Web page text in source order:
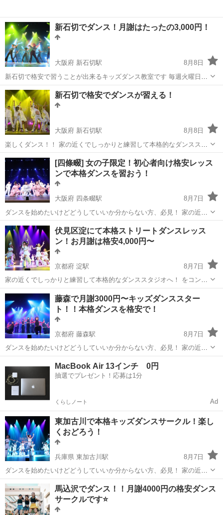
新石切でダンス！月謝はたったの3,000円！
大阪府 新石切駅
8月8日
新石切で格安で習うことが出来るキッズダンス教室です 毎週火曜日に
楽しくやっています 鏡付きの広い練習場でのびのびダンスしましょう
初回体験は無料ですよ ☆ダンスサークルまいすた☆ 毎...
大阪 東大阪市 新石切駅 ジャズダンス
新石切で格安でダンスが習える！
大阪府 新石切駅
8月8日
楽しくダンス！！ 家の近くでしっかりと練習して本格的なダンススタ
ジオへ！ をコンセプトにしたダンス未経験の子どもたちのためのダン
ます...
大阪 東大阪市 新石切駅 ダンス サークル
[四條畷] 女の子限定！初心者向け格安レッス
ンで本格ダンスを習おう！
大阪府 四条畷駅
8月7日
ダンスを始めたいけどどうしていいか分からない方、必見！ 家の近く
でしっかりと練習して本格的なダンススタジオへ！ をコンセプトにし
たダンス未経験の子どもたちのためのダンスサークルです。 月謝はた
ったの4,...
大阪 大東市 四条畷駅 ヒップホップ
伏見区淀にて本格ストリートダンスレッス
ン！お月謝は格安4,000円〜
京都府 淀駅
8月7日
家の近くでしっかりと練習して本格的なダンススタジオへ！ をコンセ
プトにしたダンス未経験の子どもたちのためのダンススクールです 月
謝はたったの4,000円から！ ぜひ習いに来てください 体験はジ...
京都 京都市 淀駅 ジャズダンス 月謝
藤森で月謝3000円〜キッズダンススター
ト！！本格ダンスを格安で！
京都府 藤森駅
8月7日
ダンスを始めたいけどどうしていいか分からない方、必見！ 家の近く
でしっかりと練習して本格的なダンススタジオへ！ をコンセプトにし
たダンス未経験の子どもたちのためのダンスサークルです。 月謝はた
ったの3,...
MacBook Air 13インチ 0円
抽選でプレゼント！応募は1分
くらしノート Ad
東加古川で本格キッズダンスサークル！楽し
くおどろう！
兵庫県 東加古川駅
8月7日
ダンスを始めたいけどどうしていいか分からない方、必見！ 家の近く
でしっかりと練習して本格的なダンススタジオへ！ をコンセプトにし
たダンス未経験の子どもたちのためのダンスサークルです。 月謝はた
ったの4,...
兵庫 加古川市 東加古川駅 その他
キッズダンスサークル
馬込沢でダンス！！月謝4000円の格安ダンス
サークルです⭐️